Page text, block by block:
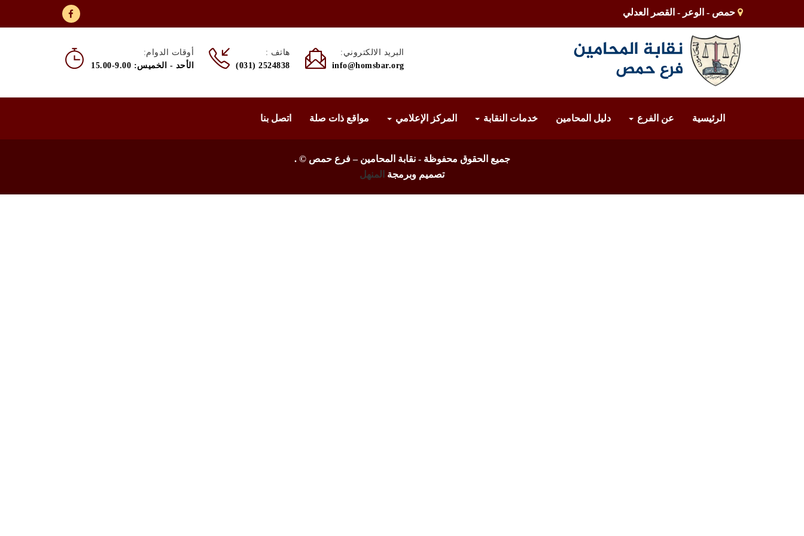
حمص - الوعر - القصر العدلي
أوقات الدوام:
الأحد - الخميس: 9.00-15.00
هاتف :
(031) 2524838
البريد الالكتروني:
info@homsbar.org
الرئيسية عن الفرع دليل المحامين خدمات النقابة المركز الإعلامي مواقع ذات صلة اتصل بنا
جميع الحقوق محفوظة - نقابة المحامين – فرع حمص ©.
تصميم وبرمجة
المنهل